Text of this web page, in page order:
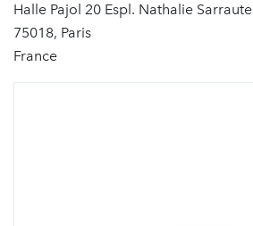
Halle Pajol 20 Espl. Nathalie Sarraute
75018, Paris
France